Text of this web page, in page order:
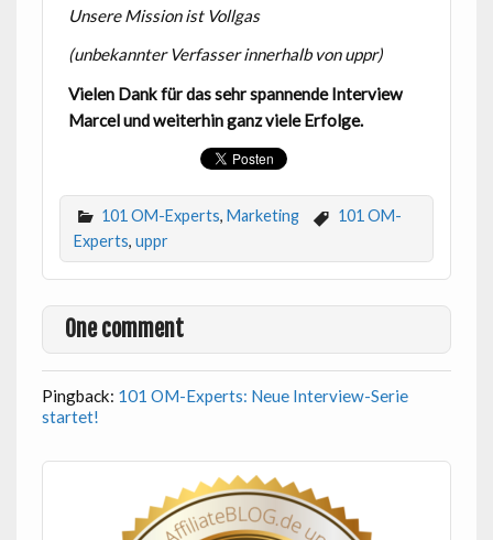
Unsere Mission ist Vollgas
(unbekannter Verfasser innerhalb von uppr)
Vielen Dank für das sehr spannende Interview
Marcel und weiterhin ganz viele Erfolge.
101 OM-Experts, Marketing
101 OM-
Experts, uppr
One comment
Pingback: 101 OM-Experts: Neue Interview-Serie
startet!